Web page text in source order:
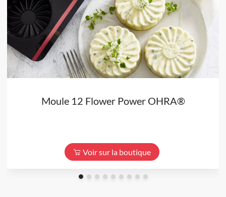
Moule 12 Flower Power OHRA®
Voir sur la boutique